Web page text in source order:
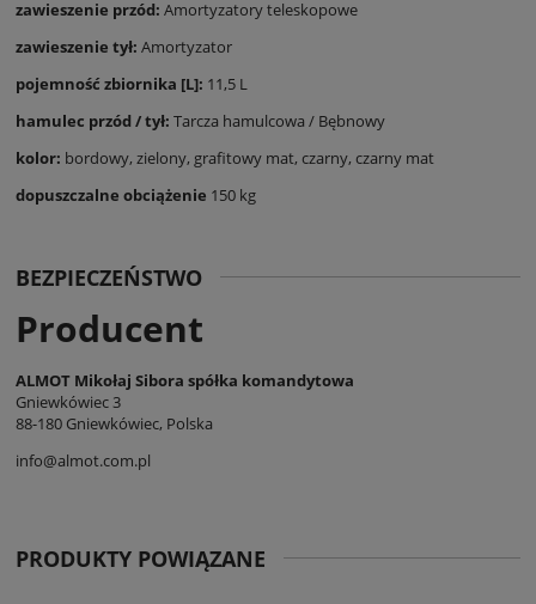
zawieszenie przód: Amortyzatory teleskopowe
zawieszenie tył: Amortyzator
pojemność zbiornika [L]: 11,5 L
hamulec przód / tył: Tarcza hamulcowa / Bębnowy
kolor: bordowy, zielony, grafitowy mat, czarny, czarny mat
dopuszczalne obciążenie 150 kg
BEZPIECZEŃSTWO
Producent
ALMOT Mikołaj Sibora spółka komandytowa
Gniewkówiec 3
88-180 Gniewkówiec, Polska
info@almot.com.pl
PRODUKTY POWIĄZANE